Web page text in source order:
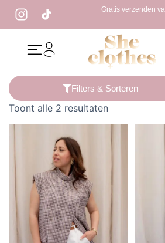
Gratis verzenden
/ Producten getagged
Filters & Sorteren
Toont alle 2 resultaten